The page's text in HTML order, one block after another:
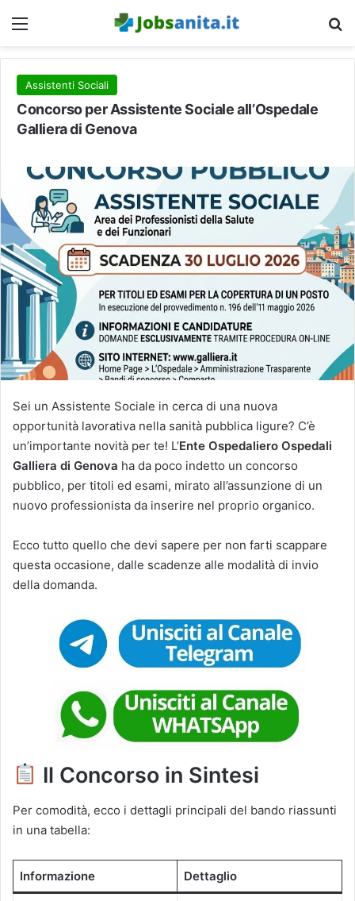
Menu
Assistenti Sociali
Concorso per Assistente Sociale all’Ospedale
Galliera di Genova
Sei un Assistente Sociale in cerca di una nuova
opportunità lavorativa nella sanità pubblica ligure? C’è
un’importante novità per te! L’Ente Ospedaliero Ospedali
Galliera di Genova ha da poco indetto un concorso
pubblico, per titoli ed esami, mirato all’assunzione di un
nuovo professionista da inserire nel proprio organico.
Ecco tutto quello che devi sapere per non farti scappare
questa occasione, dalle scadenze alle modalità di invio
della domanda.
Il Concorso in Sintesi
Per comodità, ecco i dettagli principali del bando riassunti
in una tabella:
Informazione Dettaglio